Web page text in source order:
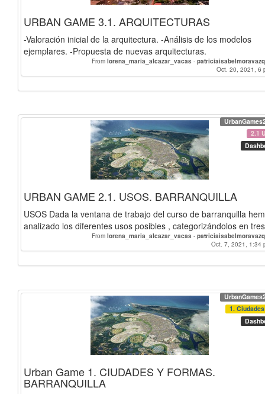
URBAN GAME 3.1. ARQUITECTURAS
-Valoración inicial de la arquitectura. -Análisis de los modelos
ejemplares. -Propuesta de nuevas arquitecturas.
From lorena_maria_alcazar_vacas -
Oct. 20, 2021, 6
2.1
URBAN GAME 2.1. USOS. BARRANQUILLA
USOS Dada la ventana de trabajo del curso de barranquilla
analizado los diferentes usos posibles , categorizándolos en
From lorena_maria_alcazar_vacas -
Oct. 7, 2021, 1:34
1.
Urban Game 1. CIUDADES Y FORMAS.
BARRANQUILLA